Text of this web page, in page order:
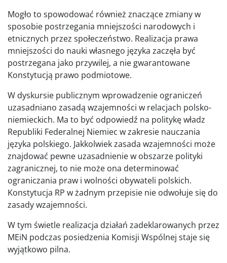
Mogło to spowodować również znaczące zmiany w
sposobie postrzegania mniejszości narodowych i
etnicznych przez społeczeństwo. Realizacja prawa
mniejszości do nauki własnego języka zaczęła być
postrzegana jako przywilej, a nie gwarantowane
Konstytucją prawo podmiotowe.
W dyskursie publicznym wprowadzenie ograniczeń
uzasadniano zasadą wzajemności w relacjach polsko-
niemieckich. Ma to być odpowiedź na politykę władz
Republiki Federalnej Niemiec w zakresie nauczania
języka polskiego. Jakkolwiek zasada wzajemności może
znajdować pewne uzasadnienie w obszarze polityki
zagranicznej, to nie może ona determinować
ograniczania praw i wolności obywateli polskich.
Konstytucja RP w żadnym przepisie nie odwołuje się do
zasady wzajemności.
W tym świetle realizacja działań zadeklarowanych przez
MEiN podczas posiedzenia Komisji Wspólnej staje się
wyjątkowo pilna.